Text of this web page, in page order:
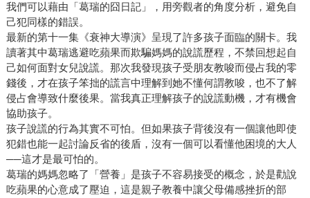
我們可以藉由「葛瑞的囧日記」，用旁觀者的角度分析，避免自
己犯同樣的錯誤。
最新的第十一集《衰神大導演》呈現了許多孩子面臨的關卡。我
讀著其中葛瑞逃避吃蘋果而欺騙媽媽的說謊歷程，不禁回想起自
己如何面對女兒說謊。那次我發現孩子受朋友教唆而侵占我的零
錢後，才在孩子笨拙的謊言中理解到她不懂何謂教唆，也不了解
侵占會導致什麼後果。當我真正理解孩子的說謊動機，才有機會
協助孩子。
孩子說謊的行為其實不可怕。但如果孩子背後沒有一個讓他即使
犯錯也能一起討論反省的後盾，沒有一個可以看懂他困境的大人
──這才是最可怕的。
葛瑞的媽媽忽略了「營養」是孩子不容易接受的概念，於是勸說
吃蘋果的心意成了壓迫，這是親子教養中讓父母備感挫折的部